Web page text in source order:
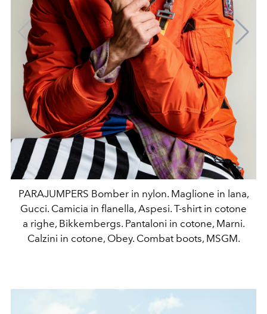
PARAJUMPERS Bomber in nylon. Maglione in lana,
Gucci. Camicia in flanella, Aspesi. T-shirt in cotone
a righe, Bikkembergs. Pantaloni in cotone, Marni.
Calzini in cotone, Obey. Combat boots, MSGM.